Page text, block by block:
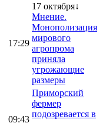
17:29
17 октября↓
Мнение.
Монополизация
мирового
агропрома
приняла
угрожающие
размеры
09:43
Приморский
фермер
подозревается в